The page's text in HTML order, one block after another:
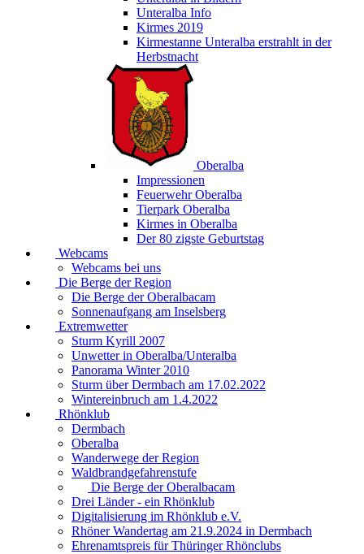
Unteralba Info
Kirmes 2019
Kirmestanne Unteralba erstrahlt in der
Herbstnacht
Oberalba
Impressionen
Feuerwehr Oberalba
Tierpark Oberalba
Kirmes in Oberalba
Der 80 zigste Geburtstag
Webcams
Webcams bei uns
Die Berge der Region
Die Berge der Oberalbacam
Sonnenaufgang am Inselsberg
Extremwetter
Sturm Kyrill 2007
Unwetter in Oberalba/Unteralba
Panorama Winter 2010
Sturm über Dermbach am 17.02.2022
Wintereinbruch am 1.4.2022
Rhönklub
Dermbach
Oberalba
Wanderwege der Region
Waldbrandgefahrenstufe
Die Berge der Oberalbacam
Drei Länder - ein Rhönklub
Digitalisierung im Rhönklub e.V.
Rhöner Wandertag am 21.9.2024 in Dermbach
Ehrenamtspreis für Thüringer Rhönclubs